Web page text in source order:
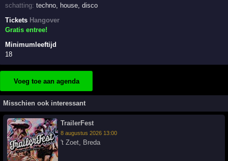
schatting:techno house ,disco
Tickets Hangover
Gratis entree!
Minimumleeftijd
18
Voeg toe aan agenda
Misschien ook interessant
TrailerFest
8 augustus 2026 13:00
't Zoet Breda